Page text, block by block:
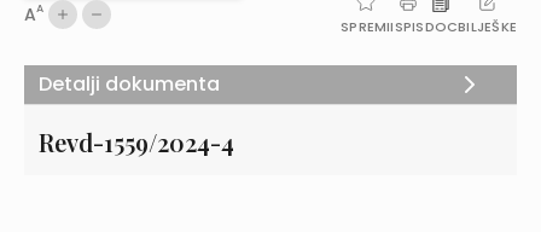
AA
SPREMIISPISDOCBILJEŠKE
Revd-1559/2024-4
Detalji dokumenta